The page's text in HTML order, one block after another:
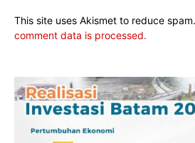
This site uses Akismet to reduce spam.
comment data is processed.